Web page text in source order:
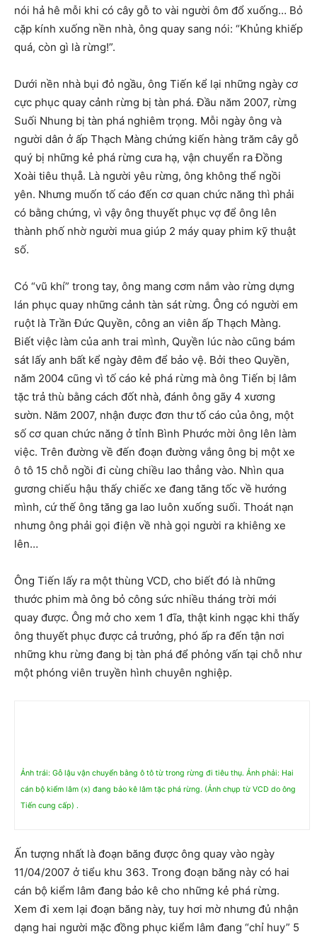
nói hả hê mỗi khi có cây gỗ to vài người ôm đổ xuống… Bỏ
cặp kính xuống nền nhà, ông quay sang nói: “Khủng khiếp
quá, còn gì là rừng!”.
Dưới nền nhà bụi đỏ ngầu, ông Tiến kể lại những ngày cơ
cực phục quay cảnh rừng bị tàn phá. Đầu năm 2007, rừng
Suối Nhung bị tàn phá nghiêm trọng. Mỗi ngày ông và
người dân ở ấp Thạch Màng chứng kiến hàng trăm cây gỗ
quý bị những kẻ phá rừng cưa hạ, vận chuyển ra Đồng
Xoài tiêu thụå. Là người yêu rừng, ông không thể ngồi
yên. Nhưng muốn tố cáo đến cơ quan chức năng thì phải
có bằng chứng, vì vậy ông thuyết phục vợ để ông lên
thành phố nhờ người mua giúp 2 máy quay phim kỹ thuật
số.
Có “vũ khí” trong tay, ông mang cơm nắm vào rừng dựng
lán phục quay những cảnh tàn sát rừng. Ông có người em
ruột là Trần Đức Quyền, công an viên ấp Thạch Màng.
Biết việc làm của anh trai mình, Quyền lúc nào cũng bám
sát lấy anh bất kể ngày đêm để bảo vệ. Bởi theo Quyền,
năm 2004 cũng vì tố cáo kẻ phá rừng mà ông Tiến bị lâm
tặc trả thù bằng cách đốt nhà, đánh ông gãy 4 xương
sườn. Năm 2007, nhận được đơn thư tố cáo của ông, một
số cơ quan chức năng ở tỉnh Bình Phước mời ông lên làm
việc. Trên đường về đến đoạn đường vắng ông bị một xe
ô tô 15 chỗ ngồi đi cùng chiều lao thẳng vào. Nhìn qua
gương chiếu hậu thấy chiếc xe đang tăng tốc về hướng
mình, cứ thế ông tăng ga lao luôn xuống suối. Thoát nạn
nhưng ông phải gọi điện về nhà gọi người ra khiêng xe
lên…
Ông Tiến lấy ra một thùng VCD, cho biết đó là những
thước phim mà ông bỏ công sức nhiều tháng trời mới
quay được. Ông mở cho xem 1 đĩa, thật kinh ngạc khi thấy
ông thuyết phục được cả trưởng, phó ấp ra đến tận nơi
những khu rừng đang bị tàn phá để phỏng vấn tại chỗ như
một phóng viên truyền hình chuyên nghiệp.
Ảnh trái: Gỗ lậu vận chuyển bằng ô tô từ trong rừng đi tiêu thụ. Ảnh phải: Hai
cán bộ kiểm lâm (x) đang bảo kê lâm tặc phá rừng. (Ảnh chụp từ VCD do ông
Tiến cung cấp) .
Ấn tượng nhất là đoạn băng được ông quay vào ngày
11/04/2007 ở tiểu khu 363. Trong đoạn băng này có hai
cán bộ kiểm lâm đang bảo kê cho những kẻ phá rừng.
Xem đi xem lại đoạn băng này, tuy hơi mờ nhưng đủ nhận
dạng hai người mặc đồng phục kiểm lâm đang “chỉ huy” 5